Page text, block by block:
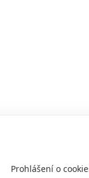
Prohlášení o